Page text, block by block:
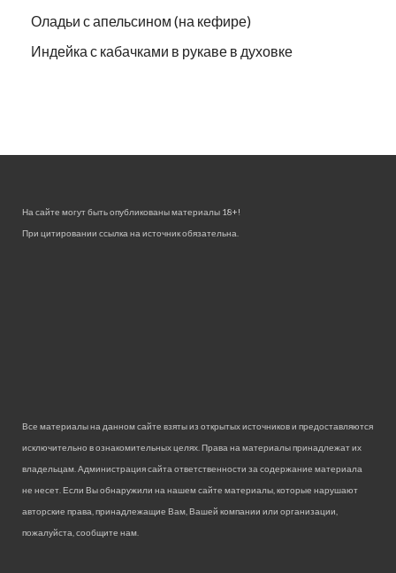
Оладьи с апельсином (на кефире)
Индейка с кабачками в рукаве в духовке
На сайте могут быть опубликованы материалы 18+!
При цитировании ссылка на источник обязательна.
Все материалы на данном сайте взяты из открытых источников и предоставляются
исключительно в ознакомительных целях. Права на материалы принадлежат их
владельцам. Администрация сайта ответственности за содержание материала
не несет. Если Вы обнаружили на нашем сайте материалы, которые нарушают
авторские права, принадлежащие Вам, Вашей компании или организации,
пожалуйста, сообщите нам.